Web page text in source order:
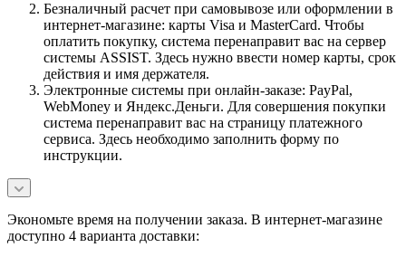
Безналичный расчет при самовывозе или оформлении в
интернет-магазине: карты Visa и MasterCard. Чтобы
оплатить покупку, система перенаправит вас на сервер
системы ASSIST. Здесь нужно ввести номер карты, срок
действия и имя держателя.
Электронные системы при онлайн-заказе: PayPal,
WebMoney и Яндекс.Деньги. Для совершения покупки
система перенаправит вас на страницу платежного
сервиса. Здесь необходимо заполнить форму по
инструкции.
Экономьте время на получении заказа. В интернет-магазине
доступно 4 варианта доставки: